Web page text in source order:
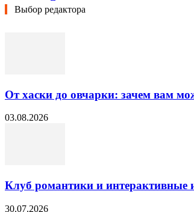
Выбор редактора
От хаски до овчарки: зачем вам
03.08.2026
Клуб романтики и интерактивные
30.07.2026